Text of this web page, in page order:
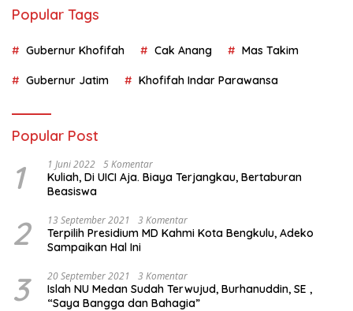
Popular Tags
Gubernur Khofifah Cak Anang Mas Takim
Gubernur Jatim Khofifah Indar Parawansa
Popular Post
1 1 Juni 2022 5 Komentar
Kuliah, Di UICI Aja. Biaya Terjangkau, Bertaburan
Beasiswa
2 13 September 2021 3 Komentar
Terpilih Presidium MD Kahmi Kota Bengkulu, Adeko
Sampaikan Hal Ini
3 20 September 2021 3 Komentar
Islah NU Medan Sudah Terwujud, Burhanuddin, SE ,
“Saya Bangga dan Bahagia”